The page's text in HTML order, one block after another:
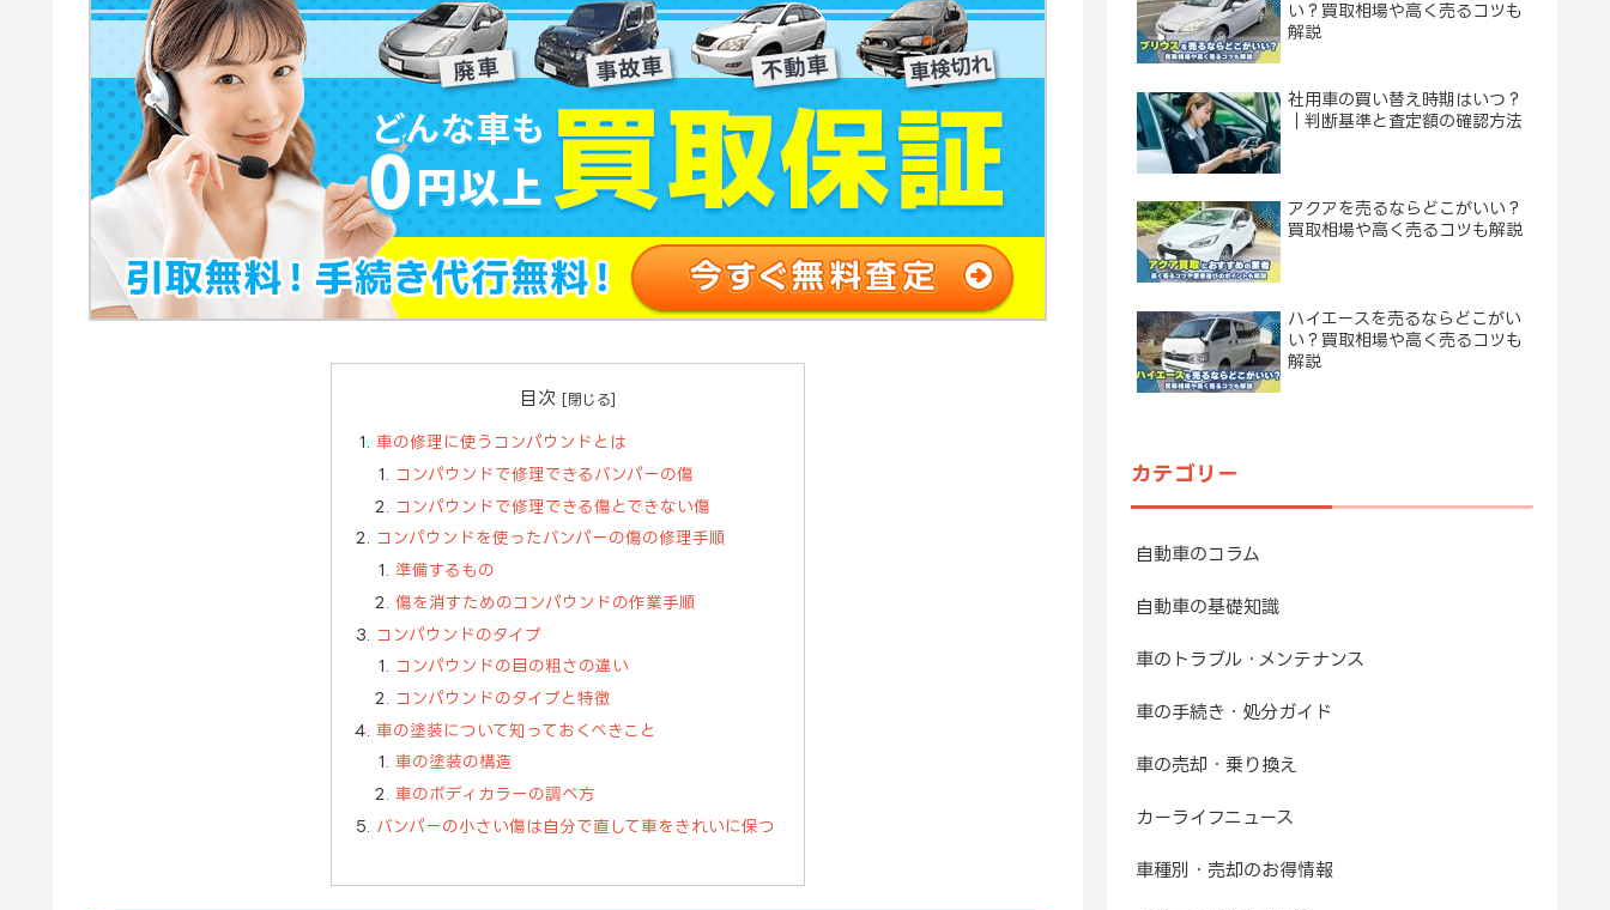
目次
車の修理に使うコンパウンドとは
コンパウンドで修理できるバンパーの傷
コンパウンドで修理できる傷とできない傷
コンパウンドを使ったバンパーの傷の修理手順
準備するもの
傷を消すためのコンパウンドの作業手順
コンパウンドのタイプ
コンパウンドの目の粗さの違い
コンパウンドのタイプと特徴
車の塗装について知っておくべきこと
車の塗装の構造
車のボディカラーの調べ方
バンパーの小さい傷は自分で直して車をきれいに保つ
い？買取相場や高く売るコツも
解説
社用車の買い替え時期はいつ？
｜判断基準と査定額の確認方法
アクアを売るならどこがいい？
買取相場や高く売るコツも解説
ハイエースを売るならどこがい
い？買取相場や高く売るコツも
解説
カテゴリー
自動車のコラム
自動車の基礎知識
車のトラブル・メンテナンス
車の手続き・処分ガイド
車の売却・乗り換え
カーライフニュース
車種別・売却のお得情報